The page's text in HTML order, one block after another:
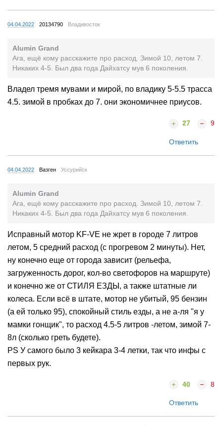
04.04.2022 20134790 Владивосток
Alumin Grand
Ага, ещё кому расскажите про расход. Зимой 10, летом 7.
Никаких 4-5. Был два года Дайхатсу мув 6 поколения.
Владел тремя мувами и мирой, по владику 5-5.5 трасса
4.5. зимой в пробках до 7. они экономичнее приусов.
27 9
Ответить
04.04.2022 Вазген Уссурийск
Alumin Grand
Ага, ещё кому расскажите про расход. Зимой 10, летом 7.
Никаких 4-5. Был два года Дайхатсу мув 6 поколения.
Исправный мотор KF-VE не жрет в городе 7 литров
летом, 5 средний расход (с прогревом 2 минуты). Нет,
ну конечно еще от города зависит (рельефа,
загруженность дорог, кол-во светофоров на маршруте)
и конечно же от СТИЛЯ ЕЗДЫ, а также штатные ли
колеса. Если всё в штате, мотор не убитый, 95 бензин
(а ей только 95), спокойный стиль езды, а не а-ля "я у
мамки гонщик", то расход 4.5-5 литров -летом, зимой 7-
8л (сколько греть будете).
PS У самого было 3 кейкара 3-4 летки, так что инфы с
первых рук.
40 8
Ответить